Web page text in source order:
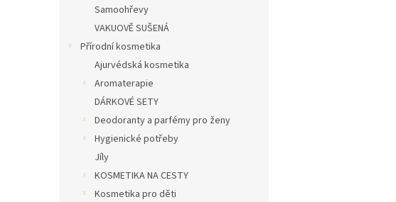
Samoohřevy
VAKUOVĚ SUŠENÁ
Přírodní kosmetika
Ajurvédská kosmetika
Aromaterapie
DÁRKOVÉ SETY
Deodoranty a parfémy pro ženy
Hygienické potřeby
Jíly
KOSMETIKA NA CESTY
Kosmetika pro děti